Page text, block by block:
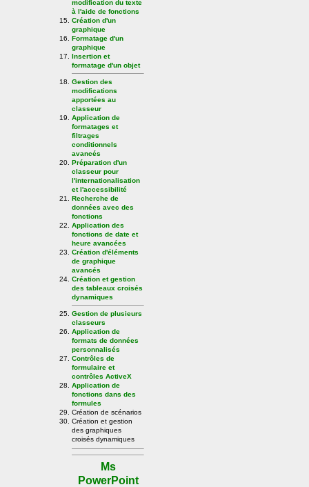
modification du texte
à l'aide de fonctions
Création d'un
graphique
Formatage d'un
graphique
Insertion et
formatage d'un objet
Gestion des
modifications
apportées au
classeur
Application de
formatages et
filtrages
conditionnels
avancés
Préparation d'un
classeur pour
l'internationalisation
et l'accessibilité
Recherche de
données avec des
fonctions
Application des
fonctions de date et
heure avancées
Création d'éléments
de graphique
avancés
Création et gestion
des tableaux croisés
dynamiques
Gestion de plusieurs
classeurs
Application de
formats de données
personnalisés
Contrôles de
formulaire et
contrôles ActiveX
Application de
fonctions dans des
formules
Création de scénarios
Création et gestion
des graphiques
croisés dynamiques
Ms
PowerPoint